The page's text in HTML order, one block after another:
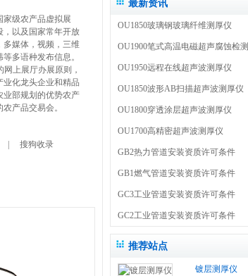
家级农产品虚拟展
，以及国家常年开放
多媒体，视频，三维
多语种发布信息。
上展厅办展原则，
化龙头企业和精品
业部规划的优势农产
产品交易会。
搜狗收录
最新资讯
OU1850玻璃钢玻璃纤维测厚仪
OU1900笔式高温电磁超声腐蚀检测
OU1950远程在线超声波测厚仪
OU1850波形AB扫描超声波测厚仪
OU1800穿透涂层超声波测厚仪
OU1700高精密超声波测厚仪
GB2热力管道安装资质许可条件
GB1燃气管道安装资质许可条件
GC3工业管道安装资质许可条件
GC2工业管道安装资质许可条件
推荐站点
镀层测厚仪